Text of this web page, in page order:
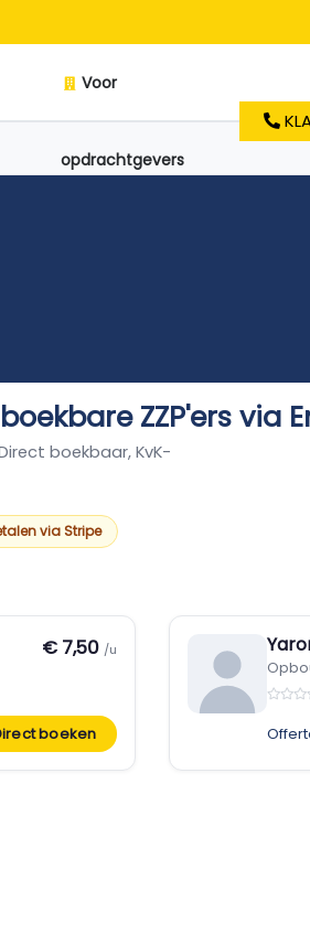
Voor
opdrachtgevers
ZZP'ers via
boekbaar, KvK-
via Stripe
€ 7,50 /u
boeken